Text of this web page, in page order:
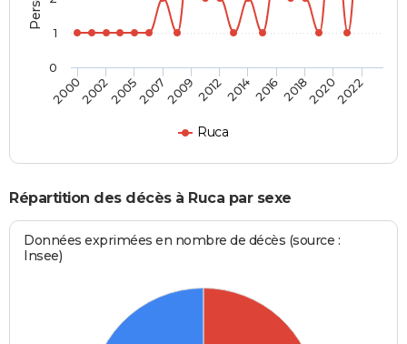
Ruca
20002002200520072009201220142016201820202022
0
1
Répartition des décès à Ruca par sexe
Données exprimées en nombre de décès (source :
Insee)